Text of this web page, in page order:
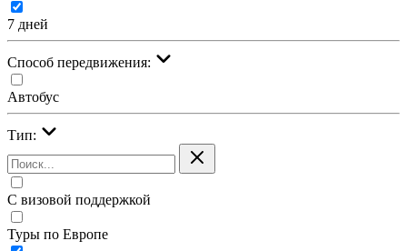
7 дней
Cпособ передвижения:
Автобус
Тип:
С визовой поддержкой
Туры по Европе